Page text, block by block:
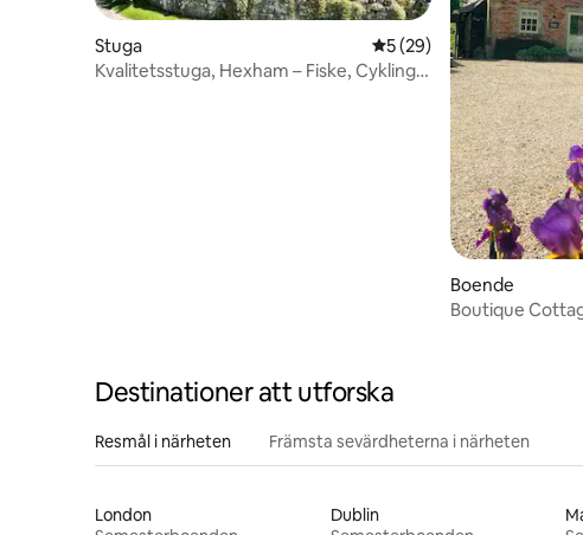
Stuga 5 av 5 i genomsnittligt
5 (29)
Kvalitetsstuga, Hexham – Fiske, Cykling,
Boende
Boutique
Destinationer att utforska
Resmål i närheten Främsta sevärdheterna i närheten
London
Dublin